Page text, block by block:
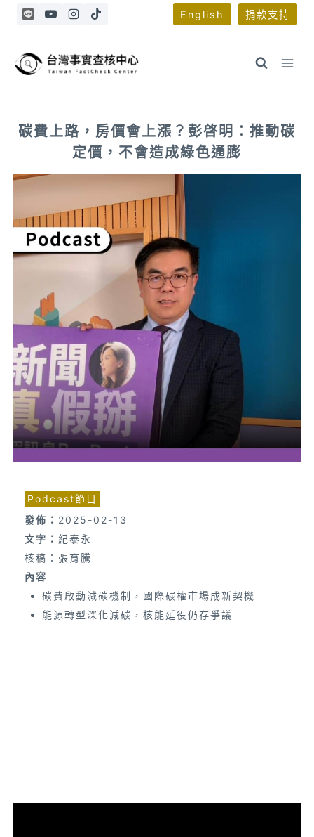
Skip
English 捐款支持
碳費上路，房價會上漲？彭啓明：推動碳
定價，不會造成綠色通膨
Podcast節目
發佈： 2025-02-13
文字：紀泰永
核稿：張育騰
內容
碳費啟動減碳機制，國際碳權市場成新契機
能源轉型深化減碳，核能延役仍存爭議